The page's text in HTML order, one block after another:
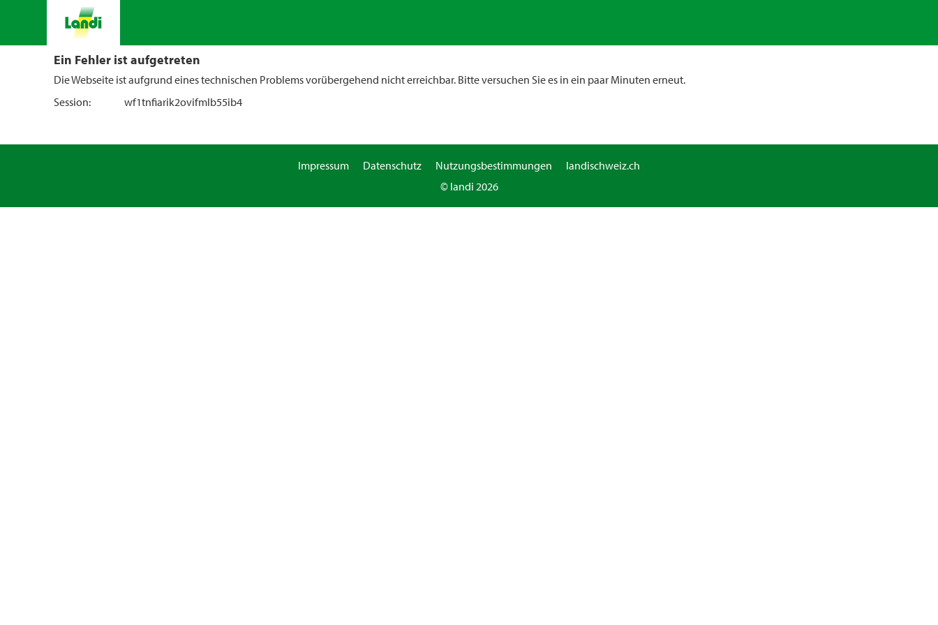
Ein Fehler ist aufgetreten
Die Webseite ist aufgrund eines technischen Problems vorübergehend nicht erreichbar. Bitte versuchen Sie es in ein paar Minuten erneut.
Session:
wf1tnfiarik2ovifmlb55ib4
Impressum Datenschutz Nutzungsbestimmungen
landischweiz.ch
© landi 2026